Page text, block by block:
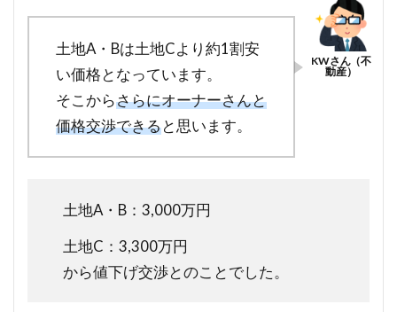
土地A・Bは土地Cより約1割安
い価格となっています。
そこからさらにオーナーさんと
価格交渉できると思います。
土地A・B：3,000万円
土地C：3,300万円
から値下げ交渉とのことでした。